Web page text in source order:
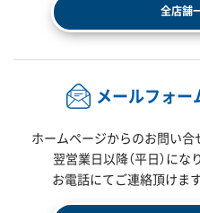
全店舗
メールフォー
ホームページからのお問い
翌営業日以降（平日）にな
お電話にてご連絡頂けま